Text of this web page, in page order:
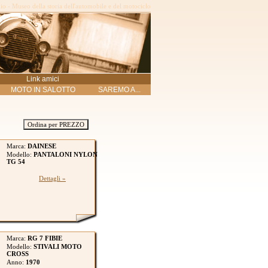
- Museo della storia dell'automobile e del motociclo
Link amici
MOTO IN SALOTTO
SAREMO A...
Ordina per PREZZO
Marca: DAINESE
Modello: PANTALONI NYLON
TG 54
Dettagli »
Marca: RG 7 FIBIE
Modello: STIVALI MOTO
CROSS
Anno: 1970